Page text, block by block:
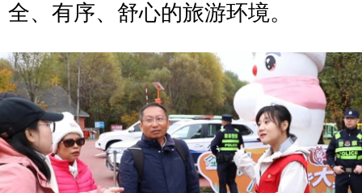
全、有序、舒心的旅游环境。